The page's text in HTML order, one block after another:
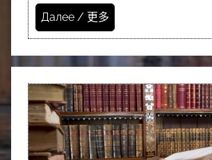
Далее / 更多